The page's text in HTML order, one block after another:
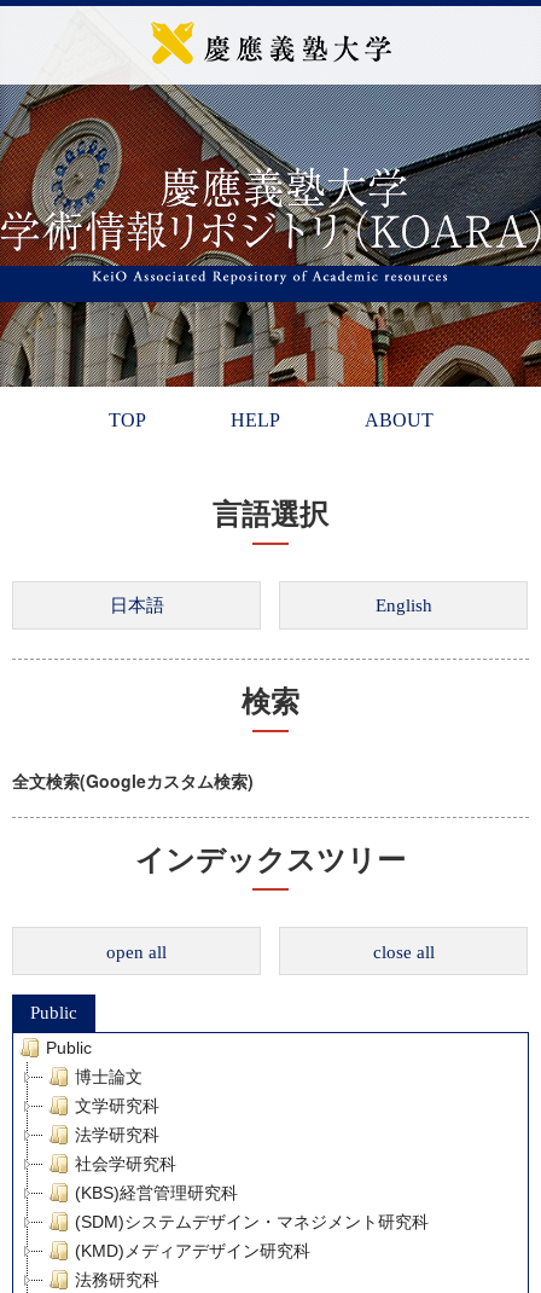
TOP HELP ABOUT
言語選択
検索
全文検索(Googleカスタム検索)
インデックスツリー
open all close all
Public
Public
博士論文
文学研究科
法学研究科
社会学研究科
(KBS)経営管理研究科
(SDM)システムデザイン・マネジメント研究科
(KMD)メディアデザイン研究科
法務研究科